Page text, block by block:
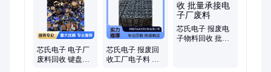
感器卡槽、服务器笔记本、内存颗粒服务、呆滞电子物料、工控
设备配件、手机配件主板、ic芯片、电子芯片
芯氏电子 电子厂
废料回收 键盘机
芯氏电子 报废回
收工厂电子料 键
芯氏电子 报废电
子物料回收 批量